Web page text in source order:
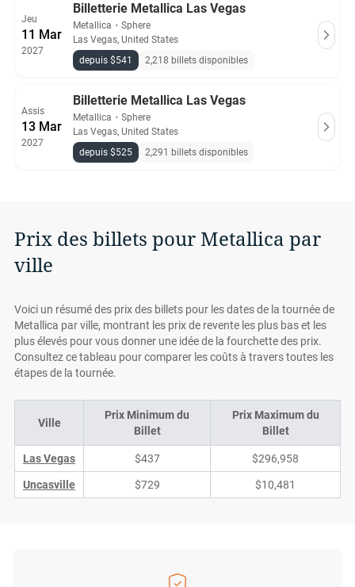
Jeu
11 Mar
2027
Billetterie Metallica Las Vegas
Metallica ・ Sphere
Las Vegas, United States
depuis $541
2,218 billets disponibles
Assis
13 Mar
2027
Billetterie Metallica Las Vegas
Metallica ・ Sphere
Las Vegas, United States
depuis $525
2,291 billets disponibles
Prix des billets pour Metallica par
ville
Voici un résumé des prix des billets pour les dates de la tournée de
Metallica par ville, montrant les prix de revente les plus bas et les
plus élevés pour vous donner une idée de la fourchette des prix.
Consultez ce tableau pour comparer les coûts à travers toutes les
étapes de la tournée.
Ville
Prix Minimum du
Billet
Prix Maximum du
Billet
Las Vegas $437 $296,958
Uncasville $729 $10,481